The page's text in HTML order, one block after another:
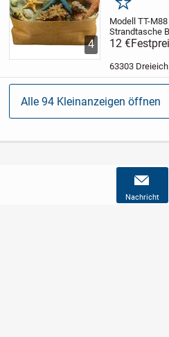
Nachricht
4
Merken
Modell TT-
Strandtasche
Maritim Meer
Shopper
Beach Bag,
12 €
63303 Dreieich
Alle 94 Kleinanzeigen öffnen